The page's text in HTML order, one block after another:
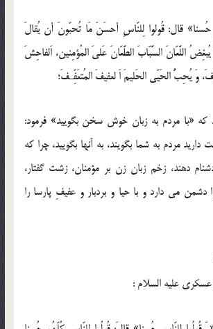
حُسنا» قال: قُولوا لِلنّاسِ أحسَنَ مَا تُحبّونَ أن يُقالَ
اللَّعّانَ السَّبّابَ الطَّعّانَ عَلىَ المُؤمِنين، اَلفاحِشَ
وَ يُحِبُّ الحَيّى الحَليمَ اَ لعفيفَ المُتعَفِّـفَ؛
كه «با مردم به زبان خوش سخن بگوييد» فرمود:
مردم به شما بگويند، به آنها بگوييد، چرا كه
دهند، زخم زبان زن بر مؤمنان، زشت گفتار،
مى دارد و با حيا و بردبار و عفيفِ پارسا را